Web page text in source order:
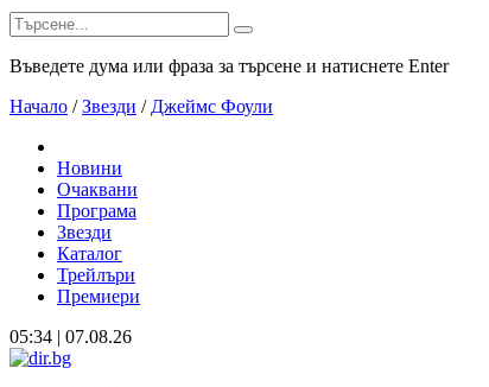
Въведете дума или фраза за търсене и натиснете Enter
Начало / Звезди / Джеймс Фоули
Новини
Очаквани
Програма
Звезди
Каталог
Трейлъри
Премиери
05:34 | 07.08.26